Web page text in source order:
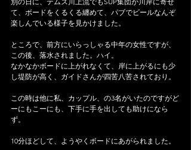
て、ボードをくるくる纏めて、パブでビールなんぞ
楽しんでいる様子を見かけました。
ところで、前方にいらっしゃる中年の女性ですが、
この後、落水されました。ハイ。
なかなかボードに上がれなくて、岸に上がるにも少
し堤防が高く、ガイドさんが四苦八苦されており。
この時は他に私、カップル、の3名がいたのですがど
ーにもこーにも、下手に手を出しても助けになら
ず。
10分ほどして、ようやくボードにあがられました。